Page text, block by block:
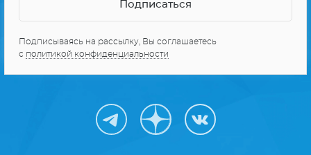
Подписываясь на рассылку, Вы соглашаетесь
с политикой конфиденциальности